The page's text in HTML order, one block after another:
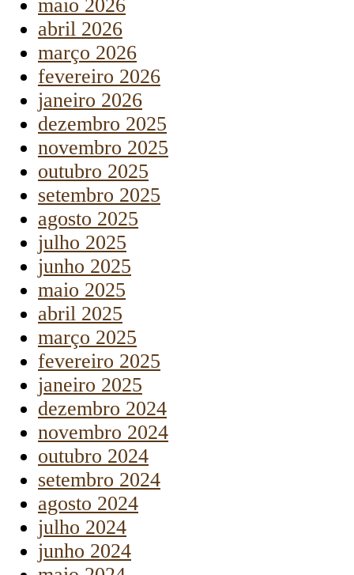
maio 2026
abril 2026
março 2026
fevereiro 2026
janeiro 2026
dezembro 2025
novembro 2025
outubro 2025
setembro 2025
agosto 2025
julho 2025
junho 2025
maio 2025
abril 2025
março 2025
fevereiro 2025
janeiro 2025
dezembro 2024
novembro 2024
outubro 2024
setembro 2024
agosto 2024
julho 2024
junho 2024